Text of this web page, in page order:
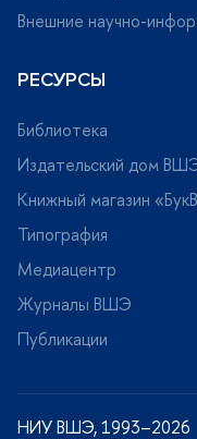
нешние научно-
РЕСУРСЫ
Библиотека
Издательский дом
Книжный магазин
Типография
Медиацентр
Журналы ВШЭ
Публикации
НИУ ВШЭ, 1993–2026